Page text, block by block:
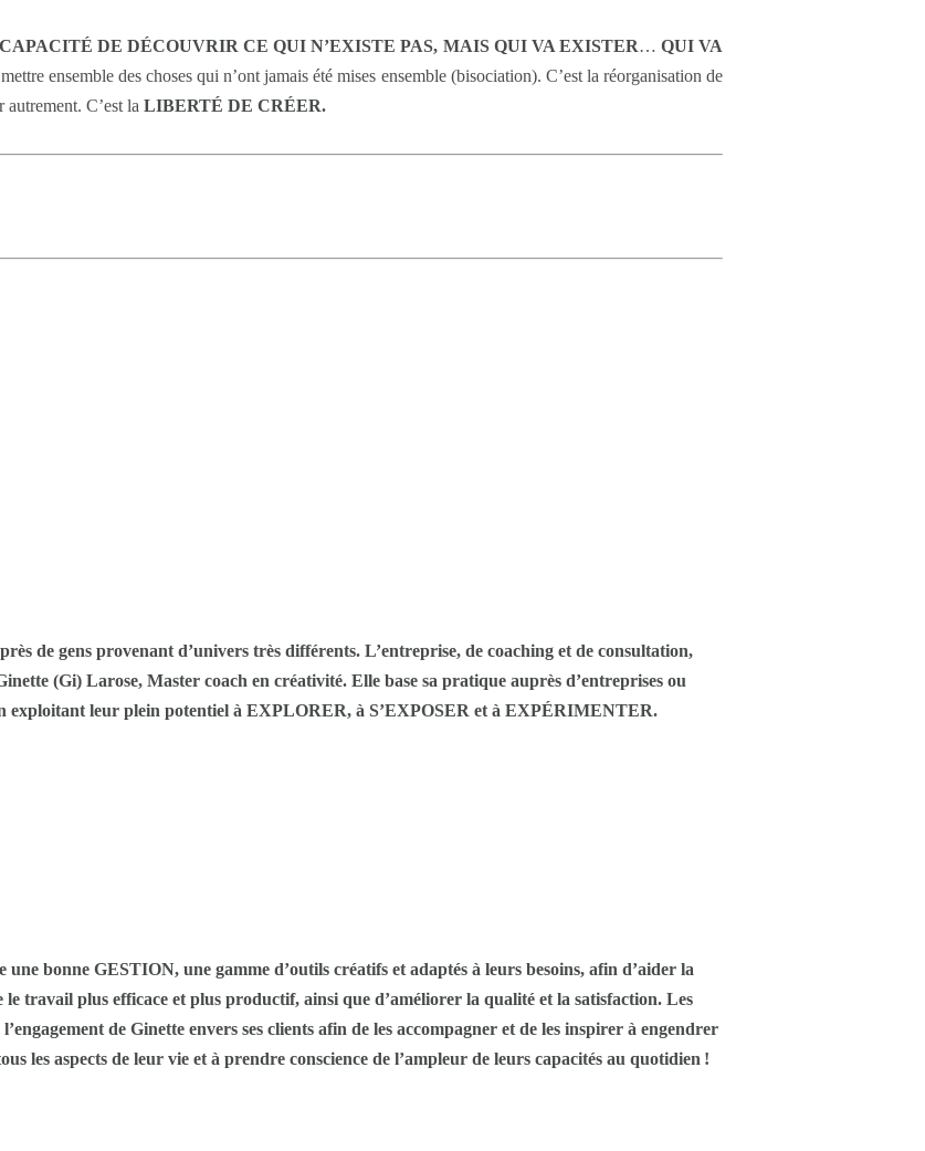
DE DÉCOUVRIR CE QUI N’EXISTE PAS, MAIS QUI VA EXISTER… QUI VA
ensemble des choses qui n’ont jamais été mises ensemble (bisociation). C’est la réorganisation de
autrement. C’est la LIBERTÉ DE CRÉER.
de gens provenant d’univers très différents. L’entreprise, de coaching et de consultation,
(Gi) Larose, Master coach en créativité. Elle base sa pratique auprès d’entreprises ou
exploitant leur plein potentiel à EXPLORER, à S’EXPOSER et à EXPÉRIMENTER.
bonne GESTION, une gamme d’outils créatifs et adaptés à leurs besoins, afin d’aider la
travail plus efficace et plus productif, ainsi que d’améliorer la qualité et la satisfaction. Les
de Ginette envers ses clients afin de les accompagner et de les inspirer à engendrer
les aspects de leur vie et à prendre conscience de l’ampleur de leurs capacités au quotidien !